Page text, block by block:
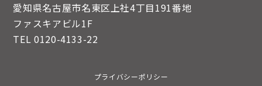
愛知県名古屋市名東区上社4丁目191番地
ファスキアビル1F
TEL 0120-4133-22
プライバシーポリシー